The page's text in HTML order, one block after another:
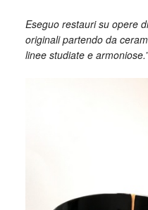
Eseguo restauri su opere
originali partendo da
linee studiate e armoniose.”